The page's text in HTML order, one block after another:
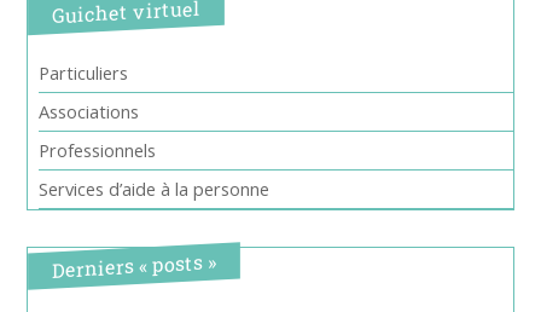
Guichet virtuel
Particuliers
Associations
Professionnels
Services d’aide à la personne
Derniers « posts »